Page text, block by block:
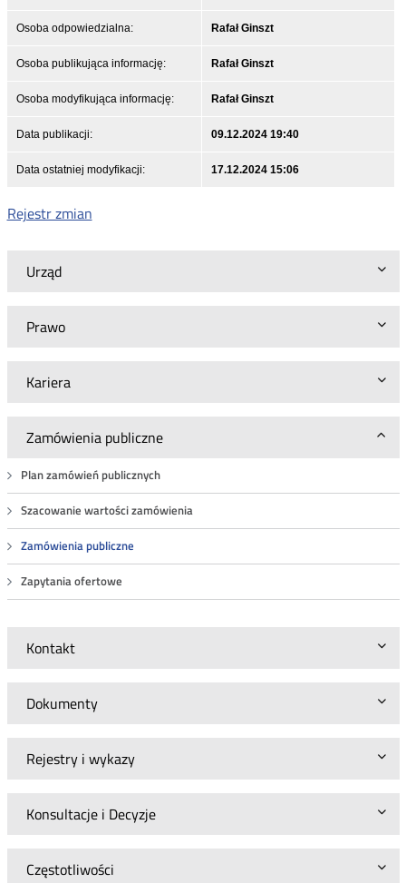
Urząd
Prawo
Kariera
Zamówienia publiczne
Plan zamówień publicznych
Szacowanie wartości zamówienia
Zamówienia publiczne
Zapytania ofertowe
Kontakt
Dokumenty
Rejestry i wykazy
Konsultacje i Decyzje
Częstotliwości
Osoba odpowiedzialna: Rafał Ginszt
Osoba publikująca informację: Rafał Ginszt
Osoba modyfikująca informację: Rafał Ginszt
Data publikacji: 09.12.2024 19:40
Data ostatniej modyfikacji: 17.12.2024 15:06
Rejestr zmian